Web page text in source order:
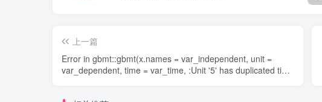
上一篇
Error in gbmt::gbmt(x.names = var_independent, unit =
var_dependent, time = var_time, :Unit '5' has duplicated time